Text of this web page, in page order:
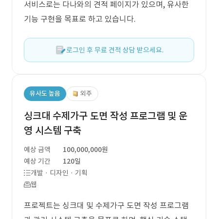
서비스로는 다나와의 견적 페이지가 있으며, 유사한
기능 구현을 목표로 하고 있습니다.
로그인 후 무료 견적 상담 받으세요.
유사도 높음 외주
싱크대 수제가구 도면 작성 프로그램 및 운
영 시스템 구축
예상 금액
100,000,000원
예상 기간
120일
개발 · 디자인 · 기획
웹
프로젝트는 싱크대 및 수제가구 도면 작성 프로그램